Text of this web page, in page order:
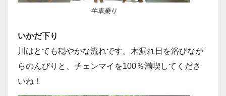
牛車乗り
いかだ下り
川はとても穏やかな流れです。木漏れ日を浴びなが
らのんびりと、チェンマイを100％満喫してくださ
いね！